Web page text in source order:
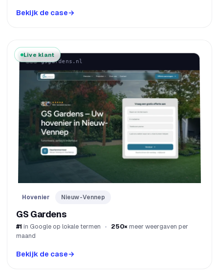
Bekijk de case→
Live klant
gsgardens.nl
Hovenier Nieuw-Vennep
GS Gardens
#1 in Google op lokale termen 250× meer weergaven per
maand
Bekijk de case→